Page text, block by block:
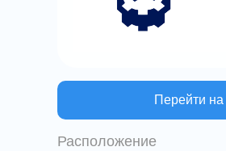
Перейти на
Расположение